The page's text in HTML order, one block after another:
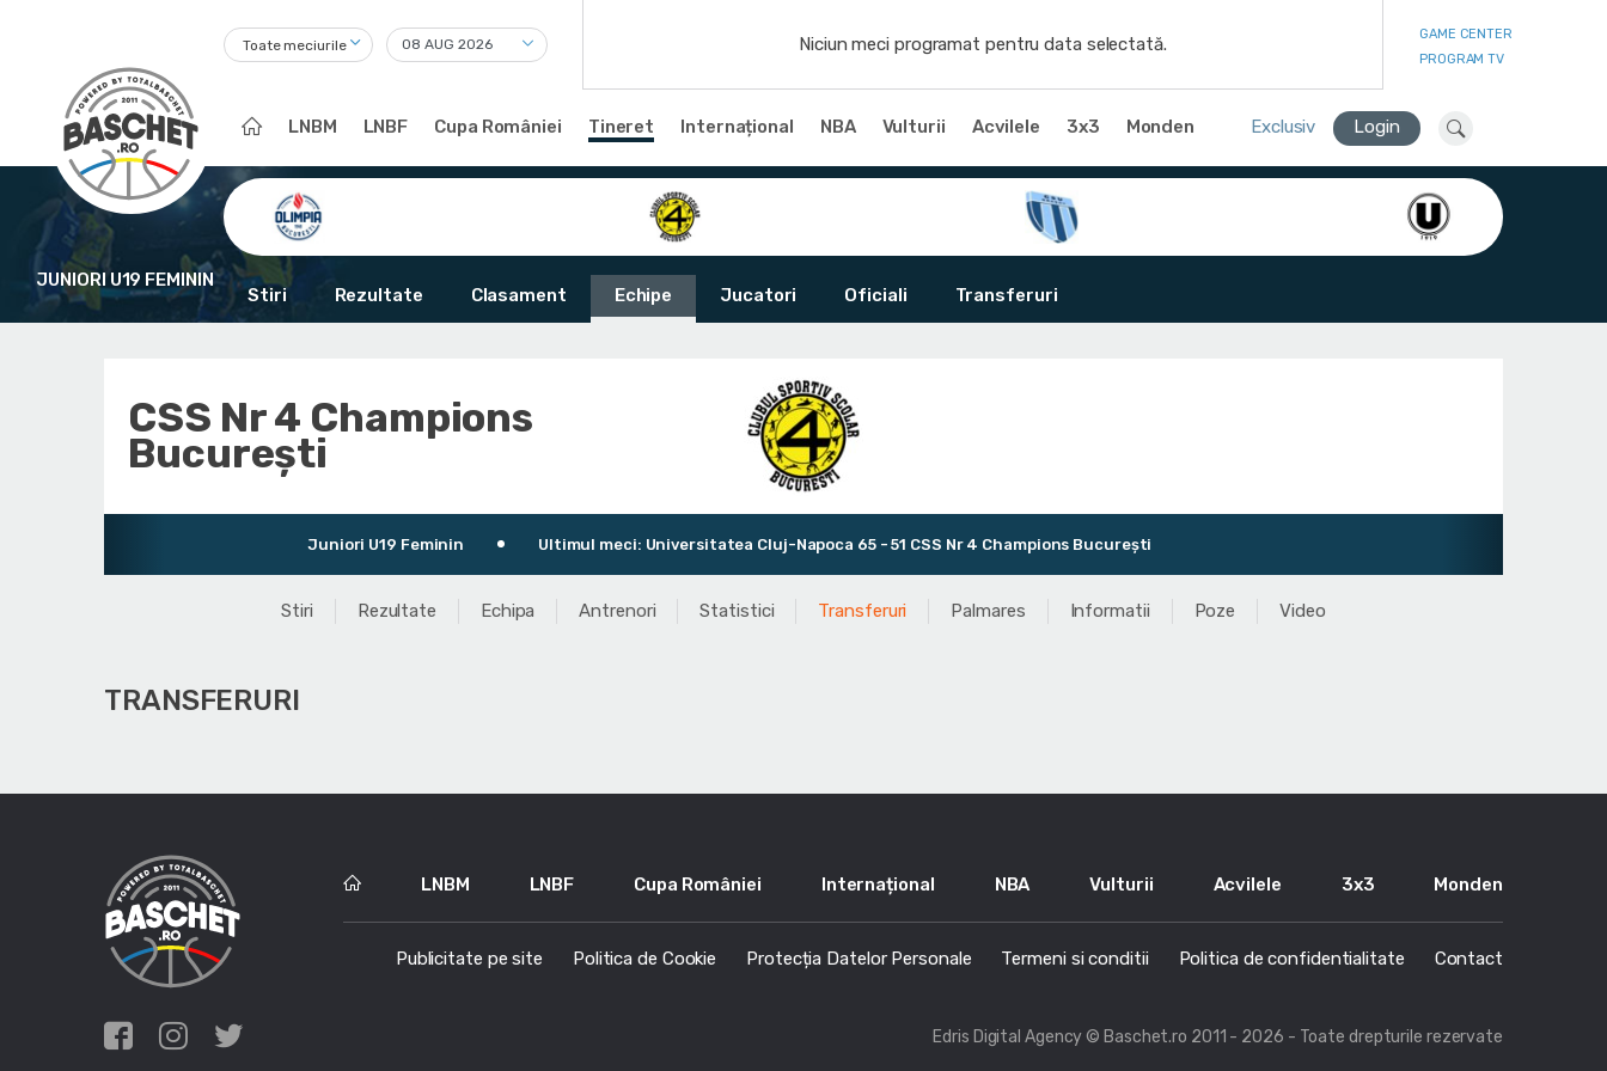
Toate meciurile Niciun meci programat pentru data selectată.
GAME CENTER
PROGRAM TV
LNBM LNBF Cupa României Tineret Internațional NBA Vulturii Acvilele 3x3 Monden Exclusiv Login
JUNIORI U19 FEMININ
Stiri Rezultate Clasament Echipe Jucatori Oficiali Transferuri
CSS Nr 4 Champions
București
Juniori U19 Feminin Ultimul meci: Universitatea Cluj-Napoca 65 - 51 CSS Nr 4 Champions București
Stiri Rezultate Echipa Antrenori Statistici Transferuri Palmares Informatii Poze Video
TRANSFERURI
LNBM LNBF Cupa României Internațional NBA Vulturii Acvilele 3x3 Monden
Publicitate pe site Politica de Cookie Protecția Datelor Personale Termeni si conditii Politica de confidentialitate Contact
Edris Digital Agency© Baschet.ro 2011 - 2026 - Toate drepturile rezervate